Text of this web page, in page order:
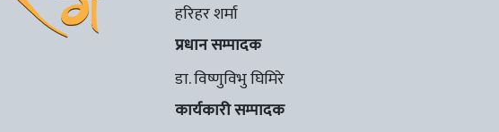
हरिहर शर्मा
प्रधान सम्पादक
डा. विष्णुविभु घिमिरे
कार्यकारी सम्पादक